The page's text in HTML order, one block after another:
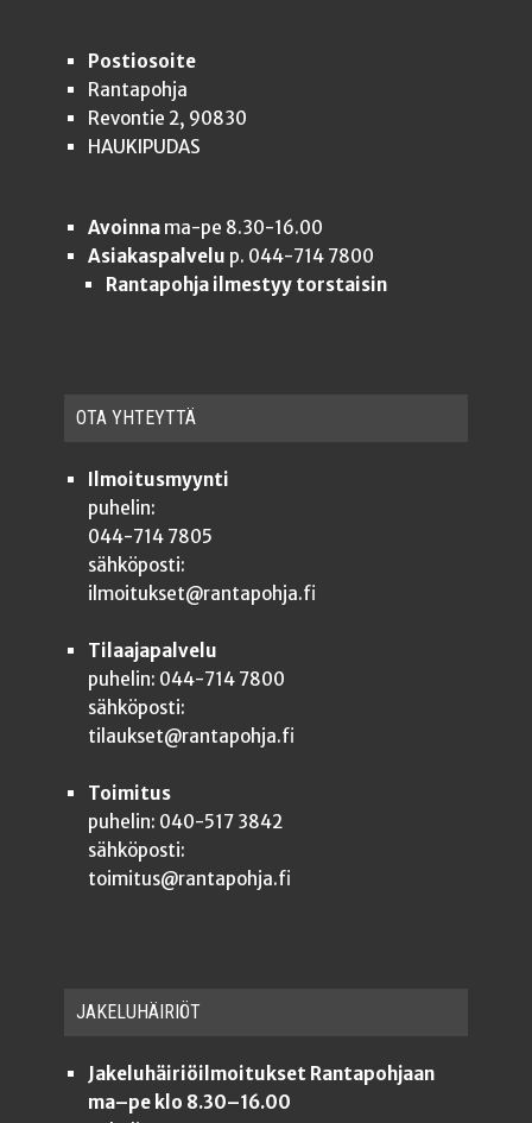
Postiosoite
Rantapohja
Revontie 2, 90830
HAUKIPUDAS
Avoinnama-pe 8.30-16.00
Asiakaspalvelu p. 044-714 7800
Rantapohja ilmestyy torstaisin
OTA YHTEYT­TÄ
Ilmoitusmyynti
puhelin:
044-714 7805
sähköposti:
ilmoitukset@rantapohja.fi
Tilaajapalvelu
puhelin: 044-714 7800
sähköposti:
tilaukset@rantapohja.fi
Toimitus
puhelin: 040-517 3842
sähköposti:
toimitus@rantapohja.fi
JAKE­LU­HÄI­RIÖT
Jakeluhäiriöilmoitukset Rantapohjaan
ma–pe klo 8.30–16.00